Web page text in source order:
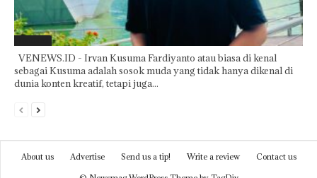
VENEWS.ID - Irvan Kusuma Fardiyanto atau biasa di kenal
sebagai Kusuma adalah sosok muda yang tidak hanya dikenal di
dunia konten kreatif, tetapi juga...
About us Advertise Send us a tip! Write a review
Contact us